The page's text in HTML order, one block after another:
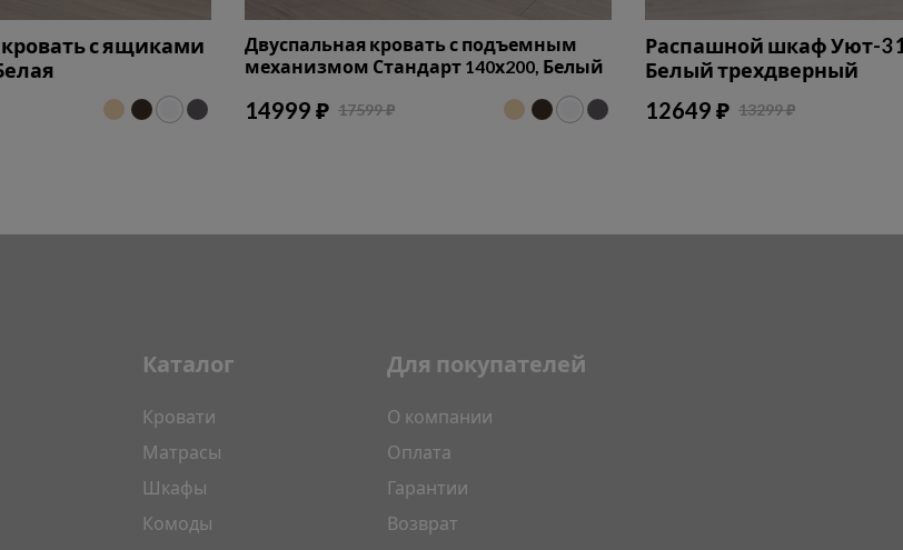
с ящиками
Двуспальная кровать с подъемным
механизмом Стандарт 140х200, Белый
14999 ₽ 17599 ₽
Распашной шкаф Уют-3
Белый трехдверный
12649 ₽ 13299 ₽
Каталог
Кровати
Матрасы
Шкафы
Комоды
Для покупателей
О компании
Оплата
Гарантии
Возврат